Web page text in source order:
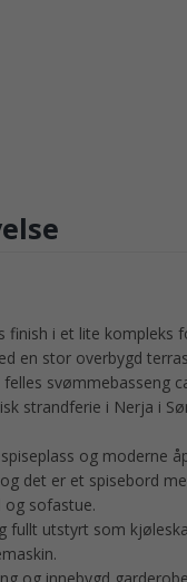
finish i et lite kompleks
en stor overbygd
svømmebasseng
strandferie i Nerja i
og moderne
det er et spisebord
og sofastue.
fullt utstyrt som